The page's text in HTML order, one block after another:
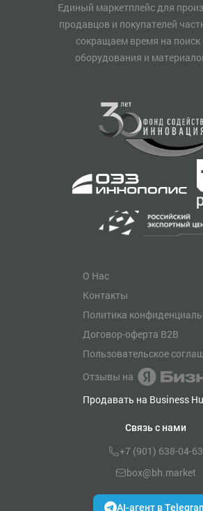
Единый маркетплейс для
продавцов и покупателей
сокращаем время на поиск
оборудования и
О Нас
Контакты
Политика
Договор-оферта B2B
Пользовательское
Отзывы на
Продавать на Business
Связь с нами
+7 (901) 638-04-63
box@bh.market
AI-агент в